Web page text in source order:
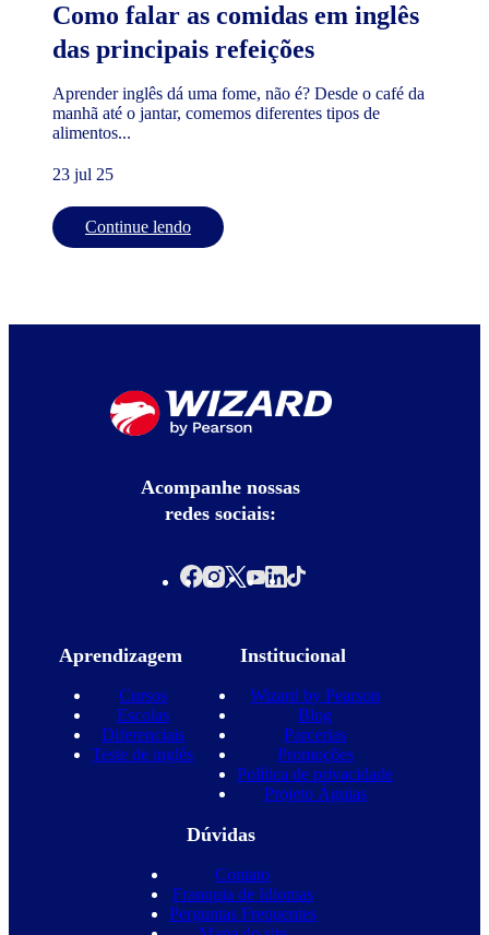
Como falar as comidas em inglês
das principais refeições
Aprender inglês dá uma fome, não é? Desde o café da
manhã até o jantar, comemos diferentes tipos de
alimentos...
23 jul 25
Continue lendo
Acompanhe nossas
redes sociais:
Aprendizagem
Cursos
Escolas
Diferenciais
Teste de inglês
Institucional
Wizard by Pearson
Blog
Parcerias
Promoções
Política de privacidade
Projeto Águias
Dúvidas
Contato
Franquia de Idiomas
Perguntas Frequentes